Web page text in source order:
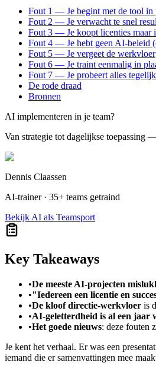
Fout 1 — Je begint met de tool in
Fout 2 — Je verwacht te snel
Fout 3 — Je koopt licenties maar
Fout 4 — Je hebt geen AI-beleid
Fout 5 — Je vergeet de werkvloer
Fout 6 — Je traint eenmalig in
Fout 7 — Je probeert alles tegelijk
De rode draad
Bronnen
AI implementeren in je team?
Van strategie tot dagelijkse toepassing
Dennis Claassen
AI-trainer · 35+ teams getraind
Bekijk AI als Teamsport
Key Takeaways
•De meeste AI-projecten
•"Iedereen een licentie en
•De kloof directie-werkvloer is
•AI-geletterdheid is al een jaar
•Het goede nieuws: deze fouten
Je kent het verhaal. Er was een
iemand die er samenvattingen mee